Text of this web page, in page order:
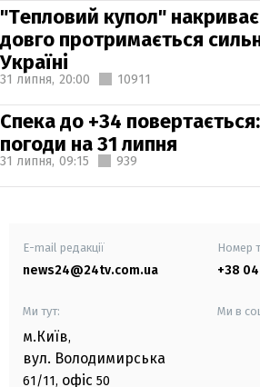
"Тепловий купол"
довго протримається
Україні
31 липня, 20:00 10911
Спека до +34
погоди на 31 липня
31 липня, 09:15 939
E-mail редакції
news24@24tv.com.ua
Номер
+38
Ми тут:
м.Київ,
вул. Володимирська
61/11, офіс 50
Ми в